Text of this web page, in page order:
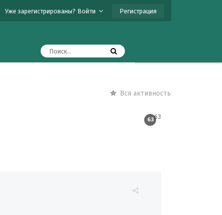
Уже зарегистрированы? Войти Регистрация
Вся активность
63
63